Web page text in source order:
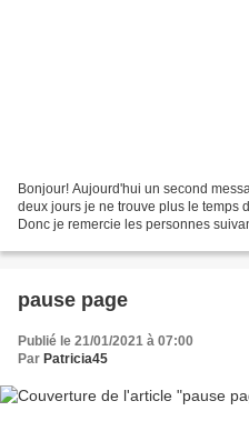
Bonjour! Aujourd'hui un second
deux jours je ne trouve plus le temps
Donc je remercie les personnes
pause page
Publié le 21/01/2021 à 07:00
Par Patricia45